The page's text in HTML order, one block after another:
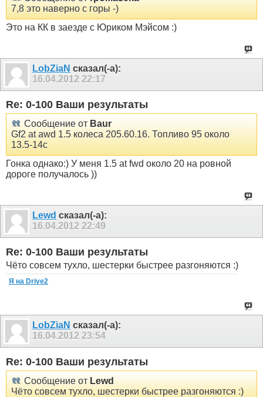
7,8 это наверно с горы -)
Это на КК в заезде с Юриком Мэйсом :)
LobZiaN сказал(-а):
16.04.2012 22:17
Re: 0-100 Ваши результаты
Сообщение от Baur
Gf2 at awd 1.5 колеса 205.60.16. Топливо 95 около
13.5-14с
Гонка однако:) У меня 1.5 at fwd около 20 на ровной
дороге получалось ))
Lewd сказал(-а):
16.04.2012 22:49
Re: 0-100 Ваши результаты
Чёто совсем тухло, шестерки быстрее разгоняются :)
Я на Drive2
LobZiaN сказал(-а):
16.04.2012 23:54
Re: 0-100 Ваши результаты
Сообщение от Lewd
Чёто совсем тухло, шестерки быстрее разгоняются :)